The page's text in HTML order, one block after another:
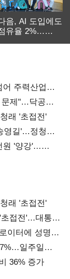
음, AI 도입에도
유율 2%…
주력산업
문제"…닥공
래 '초접전'
영길'…정청래
원 '양강'…
래 '초접전'
접전'…대통령
이터에 성명
일주일
36% 증가